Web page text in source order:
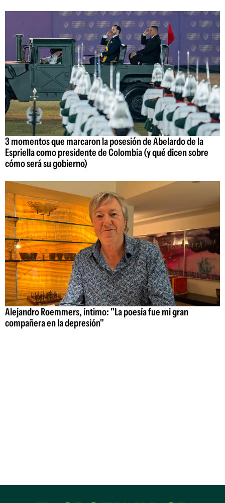
3 momentos que marcaron la posesión de Abelardo de la
Espriella como presidente de Colombia (y qué dicen sobre
cómo será su gobierno)
Alejandro Roemmers, íntimo: "La poesía fue mi gran
compañera en la depresión"